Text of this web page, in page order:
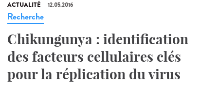
ACTUALITÉ 12.05.2016
Recherche
Chikungunya : identification
des facteurs cellulaires clés
pour la réplication du virus